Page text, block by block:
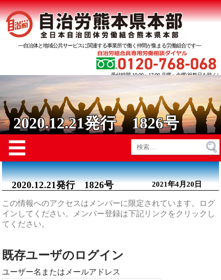
―自治体と地域公共サービスに関連する事業所で働く仲間が集まる労働組合です―
受付時間 10:00～17:00 月曜～金曜(祝祭日を除く)
2020.12.21発行 1826号
☰
検
索:
2020.12.21発行 1826号 2021年4月20日
この情報へのアクセスはメンバーに限定されています。ログ
インしてください。メンバー登録は下記リンクをクリックし
てください。
既存ユーザのログイン
ユーザー名またはメールアドレス